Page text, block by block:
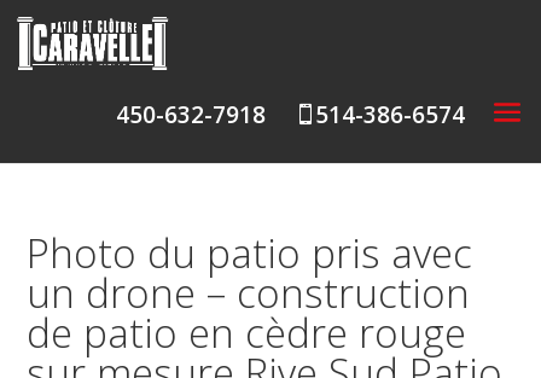
450-632-7918  514-386-6574
Photo du patio pris avec
un drone – construction
de patio en cèdre rouge